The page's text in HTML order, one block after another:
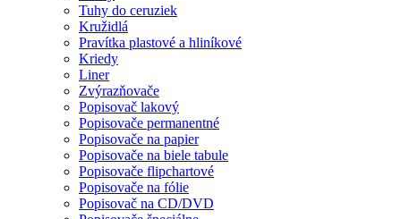
Tuhy do ceruziek
Kružidlá
Pravítka plastové a hliníkové
Kriedy
Liner
Zvýrazňovače
Popisovač lakový
Popisovače permanentné
Popisovače na papier
Popisovače na biele tabule
Popisovače flipchartové
Popisovače na fólie
Popisovač na CD/DVD